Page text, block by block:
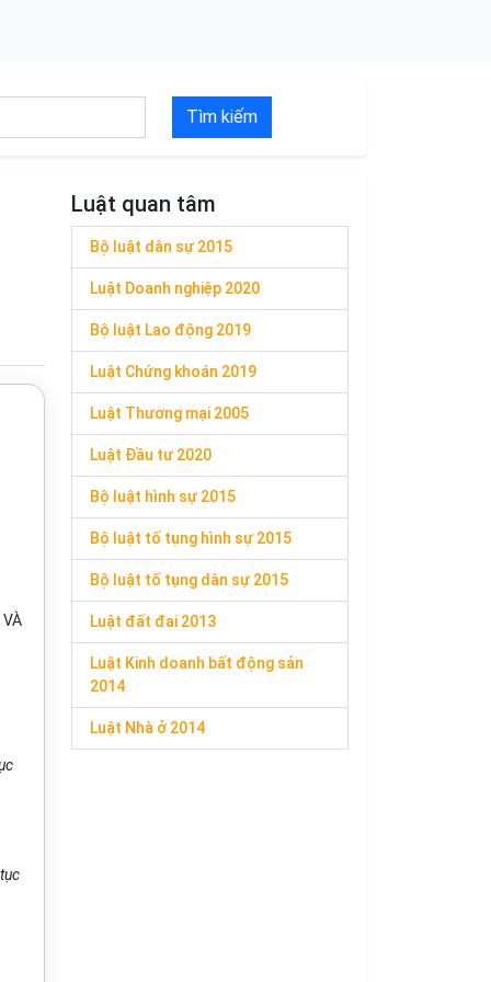
Tìm kiếm
VÀ
Luật quan tâm
Bộ luật dân sự 2015
Luật Doanh nghiệp 2020
Bộ luật Lao động 2019
Luật Chứng khoán 2019
Luật Thương mại 2005
Luật Đầu tư 2020
Bộ luật hình sự 2015
Bộ luật tố tụng hình sự 2015
Bộ luật tố tụng dân sự 2015
Luật đất đai 2013
Luật Kinh doanh bất động sản
2014
Luật Nhà ở 2014